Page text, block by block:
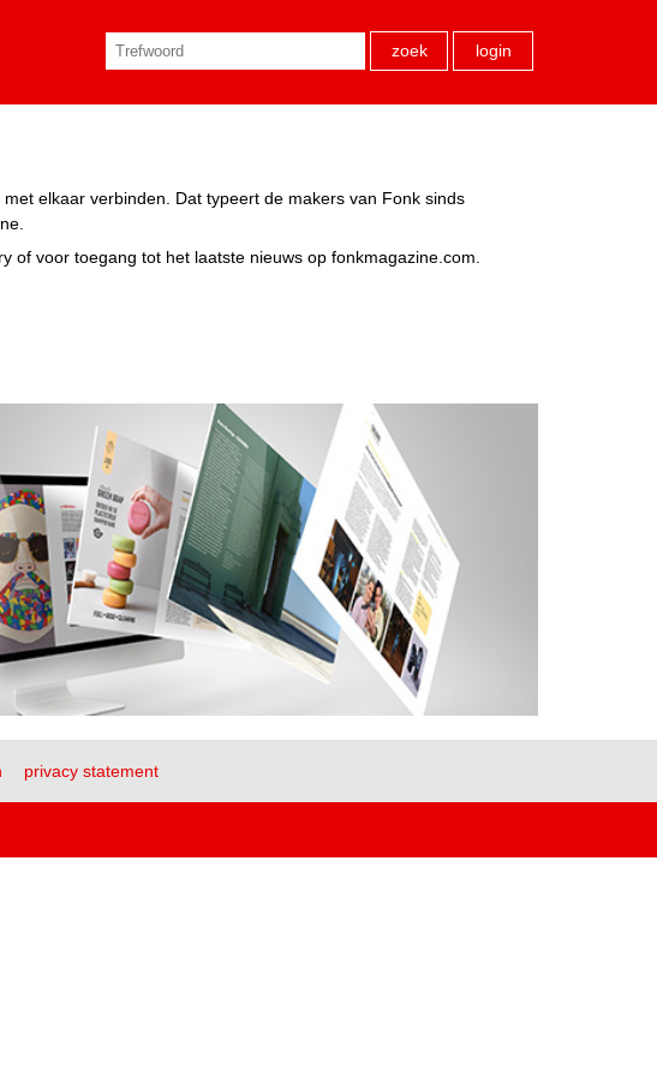
zoek login
elkaar verbinden. Dat typeert de makers van Fonk sinds
voor toegang tot het laatste nieuws op fonkmagazine.com.
privacy statement